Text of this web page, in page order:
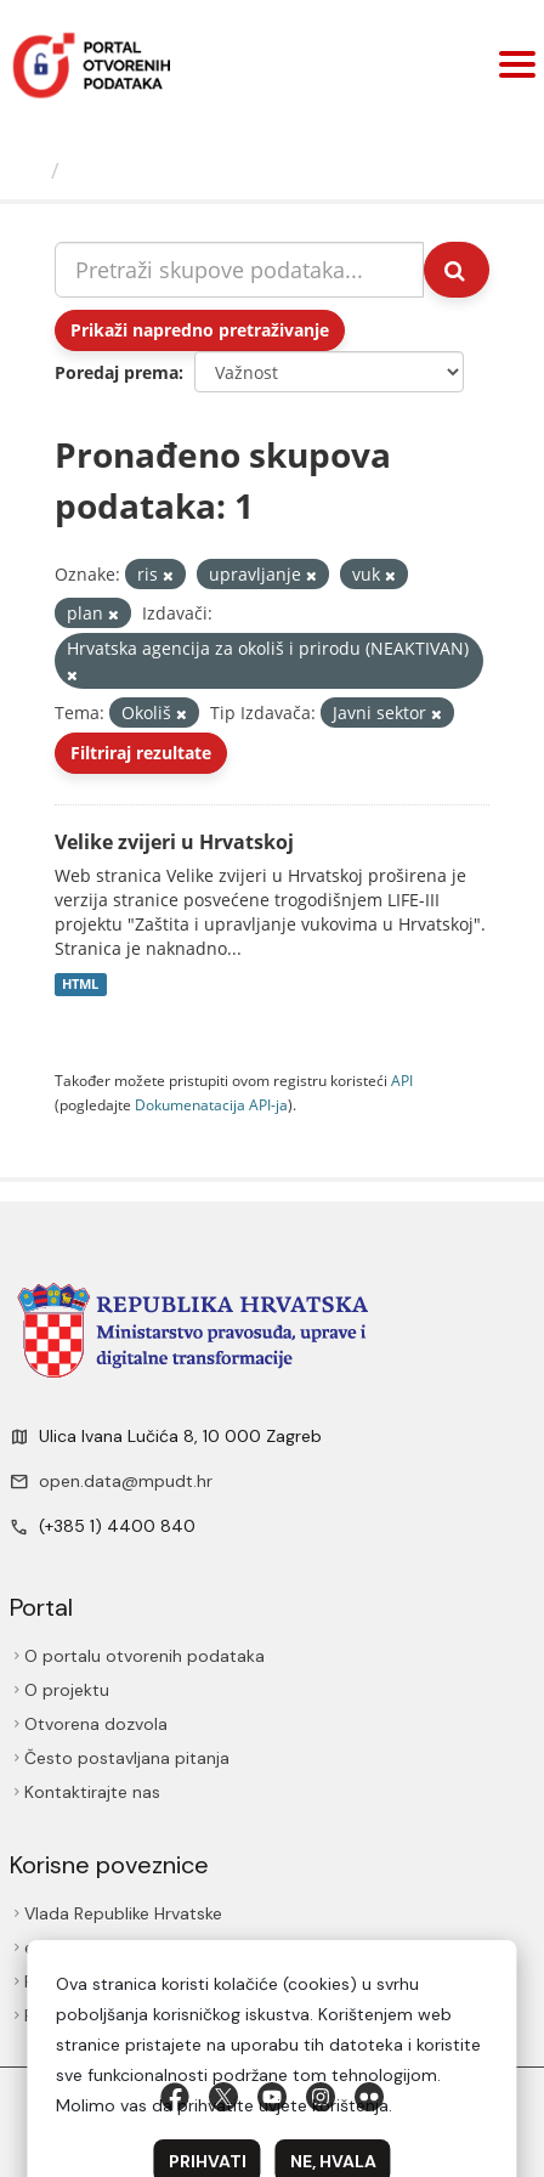
sadržaj
Prikaži napredno pretraživanje
Poredaj prema
Pronađeno skupova
podataka: 1
Oznake: ris upravljanje
vuk
plan
Izdavači:
Hrvatska agencija za okoliš i prirodu (NEAKTIVAN)
Tema: Okoliš Tip Izdavača:
Javni sektor
Filtriraj rezultate
Velike zvijeri u Hrvatskoj
Web stranica Velike zvijeri u Hrvatskoj proširena je
verzija stranice posvećene trogodišnjem LIFE-III
projektu "Zaštita i upravljanje vukovima u Hrvatskoj".
Stranica je naknadno...
HTML
Također možete pristupiti ovom registru koristeći API
(pogledajte Dokumenаtаcijа API-jа).